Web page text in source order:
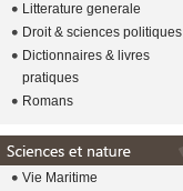
Litterature generale
Droit & sciences politiques
Dictionnaires & livres
pratiques
Romans
Vie Maritime